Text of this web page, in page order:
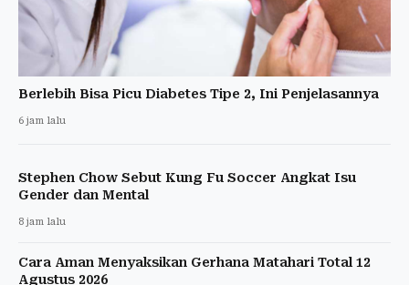
Berlebih Bisa Picu Diabetes Tipe 2, Ini Penjelasannya
6 jam lalu
Stephen Chow Sebut Kung Fu Soccer Angkat Isu
Gender dan Mental
8 jam lalu
Cara Aman Menyaksikan Gerhana Matahari Total 12
Agustus 2026